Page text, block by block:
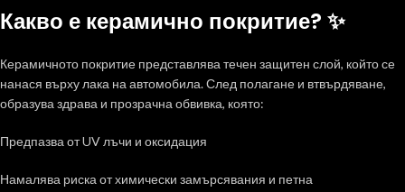
Какво е керамично покритие? ✨
Керамичното покритие представлява течен защитен слой, който се
нанася върху лака на автомобила. След полагане и втвърдяване,
образува здрава и прозрачна обвивка, която:
Предпазва от UV лъчи и оксидация
Намалява риска от химически замърсявания и петна